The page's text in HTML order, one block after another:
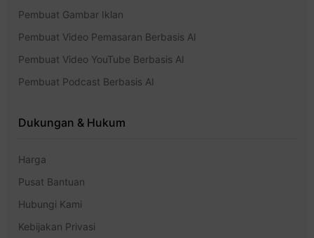
Pembuat Gambar Iklan
Pembuat Video Pemasaran Berbasis AI
Pembuat Video YouTube Berbasis AI
Pembuat Podcast Berbasis AI
Dukungan & Hukum
Harga
Pusat Bantuan
Hubungi Kami
Kebijakan Privasi